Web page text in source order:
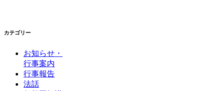
カテゴリー
お知らせ・
行事案内
行事報告
法話